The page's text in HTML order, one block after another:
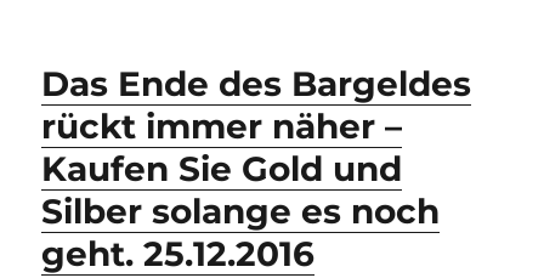
Das Ende des Bargeldes
rückt immer näher –
Kaufen Sie Gold und
Silber solange es noch
geht. 25.12.2016